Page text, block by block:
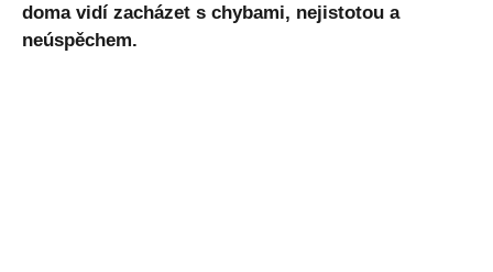
doma vidí zacházet s chybami, nejistotou a
neúspěchem.